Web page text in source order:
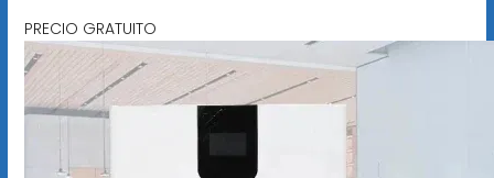
PRECIO GRATUITO